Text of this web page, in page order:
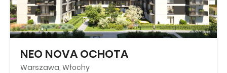
NEO NOVA OCHOTA
Warszawa, Włochy